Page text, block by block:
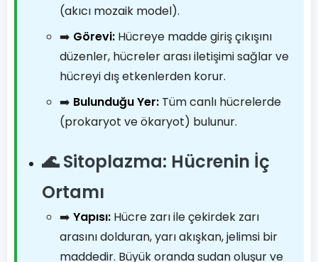
(akıcı mozaik model).
➡️ Görevi: Hücreye madde giriş çıkışını
düzenler, hücreler arası iletişimi sağlar ve
hücreyi dış etkenlerden korur.
➡️ Bulunduğu Yer: Tüm canlı hücrelerde
(prokaryot ve ökaryot) bulunur.
🌊 Sitoplazma: Hücrenin İç
Ortamı
➡️ Yapısı: Hücre zarı ile çekirdek zarı
arasını dolduran, yarı akışkan, jelimsi bir
maddedir. Büyük oranda sudan oluşur ve